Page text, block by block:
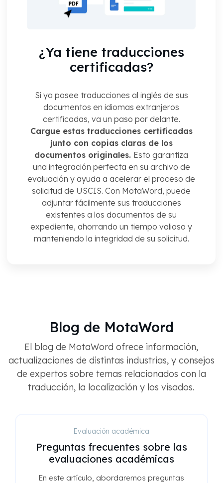
¿Ya tiene traducciones
certificadas?
Si ya posee traducciones al inglés de sus
documentos en idiomas extranjeros
certificadas, va un paso por delante.
Cargue estas traducciones certificadas
junto con copias claras de los
documentos originales. Esto garantiza
una integración perfecta en su archivo de
evaluación y ayuda a acelerar el proceso de
solicitud de USCIS. Con MotaWord, puede
adjuntar fácilmente sus traducciones
existentes a los documentos de su
expediente, ahorrando un tiempo valioso y
manteniendo la integridad de su solicitud.
Blog de MotaWord
El blog de MotaWord ofrece información,
actualizaciones de distintas industrias, y consejos
de expertos sobre temas relacionados con la
traducción, la localización y los visados.
Evaluación académica
Preguntas frecuentes sobre las
evaluaciones académicas
En este artículo, abordaremos preguntas